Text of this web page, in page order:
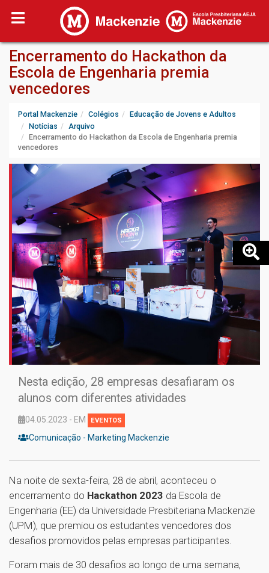
Encerramento do Hackathon da
Escola de Engenharia premia
vencedores
Portal Mackenzie Colégios
Educação de Jovens e Adultos
Notícias
Arquivo
Encerramento do Hackathon da Escola de Engenharia premia
vencedores
Nesta edição, 28 empresas desafiaram os
alunos com diferentes atividades
04.05.2023 - EM EVENTOS
Comunicação - Marketing Mackenzie
Na noite de sexta-feira, 28 de abril, aconteceu o
encerramento do Hackathon 2023 da Escola de
Engenharia (EE) da Universidade Presbiteriana Mackenzie
(UPM), que premiou os estudantes vencedores dos
desafios promovidos pelas empresas participantes.
Foram mais de 30 desafios ao longo de uma semana,